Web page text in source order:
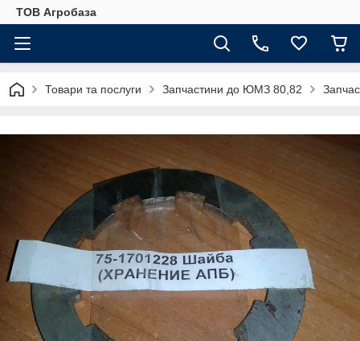
ТОВ Агробаза
Товари та послуги Запчастини до ЮМЗ 80,82